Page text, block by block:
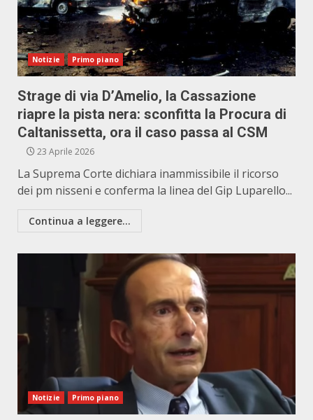
Notizie Primo piano
Strage di via D’Amelio, la Cassazione
riapre la pista nera: sconfitta la Procura di
Caltanissetta, ora il caso passa al CSM
23 Aprile 2026
La Suprema Corte dichiara inammissibile il ricorso
dei pm nisseni e conferma la linea del Gip Luparello...
Continua a leggere...
Notizie Primo piano